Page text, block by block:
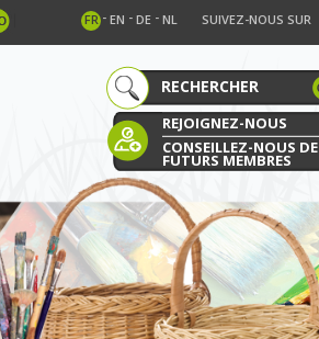
SUIVEZ-NOUS SUR
FR - EN - DE - NL
REJOIGNEZ-NOUS
CONSEILLEZ-NOUS DE
FUTURS MEMBRES